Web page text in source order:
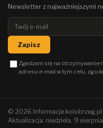
Newsletter z najważniejszymi
Zapisz
Zgadzam się na
adresu e-mail w tym celu,
© 2026
Aktualizacja: niedziela, 9